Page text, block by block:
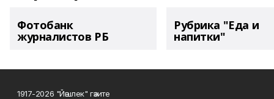
Фотобанк
журналистов РБ
Рубрика "Еда и
напитки"
1917-2026 "Йәшлек" гәзите